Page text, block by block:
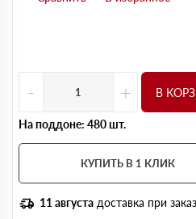
- + В
На поддоне: 480 шт.
КУПИТЬ В 1 КЛИК
11 августа доставка при